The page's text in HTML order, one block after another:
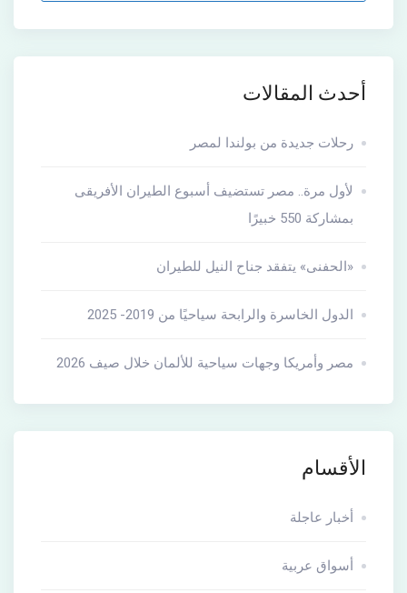
أحدث المقالات
رحلات جديدة من بولندا لمصر
لأول مرة.. مصر تستضيف أسبوع الطيران الأفريقى
بمشاركة 550 خبيرًا
«الحفنى» يتفقد جناح النيل للطيران
الدول الخاسرة والرابحة سياحيًا من 2019- 2025
مصر وأمريكا وجهات سياحية للألمان خلال صيف 2026
الأقسام
أخبار عاجلة
أسواق عربية